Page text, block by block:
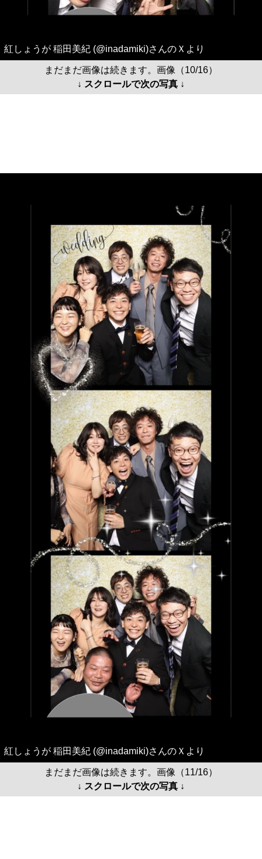
紅しょうが 稲田美紀 (@inadamiki)さんのＸより
まだまだ画像は続きます。画像（10/16）
↓ スクロールで次の写真 ↓
紅しょうが 稲田美紀 (@inadamiki)さんのＸより
まだまだ画像は続きます。画像（11/16）
↓ スクロールで次の写真 ↓